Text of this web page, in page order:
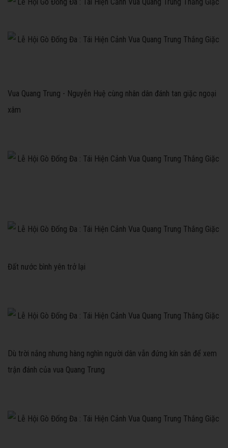
Vua Quang Trung - Nguyễn Huệ cùng nhân dân đánh tan giặc ngoại
xâm
Đất nước bình yên trở lại
Dù trời nắng nhưng hàng nghìn người dân vẫn đứng kín sân để xem
trận đánh của vua Quang Trung